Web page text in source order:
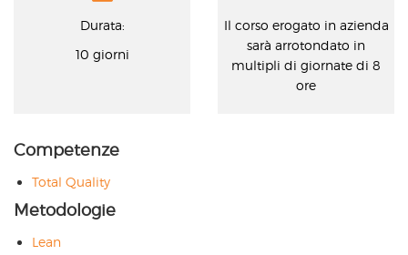
Durata:
10 giorni
Il corso erogato in azienda
sarà arrotondato in
multipli di giornate di 8
ore
Competenze
Total Quality
Metodologie
Lean